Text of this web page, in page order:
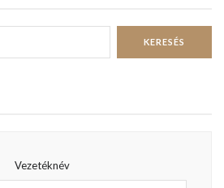
Vezetéknév